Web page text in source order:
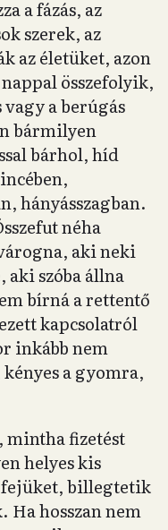
a fázás, az
szerek, az
az életüket, azon
összefolyik,
vagy a berúgás
bármilyen
bárhol, híd
hányásszagban.
néha
aki neki
aki szóba állna
bírná a rettentő
kapcsolatról
inkább nem
a gyomra,
mintha fizetést
helyes kis
fejüket, billegtetik
hosszan nem